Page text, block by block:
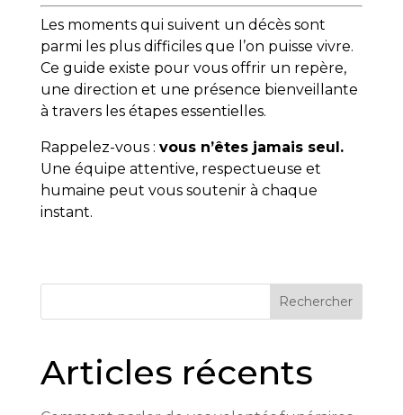
Les moments qui suivent un décès sont
parmi les plus difficiles que l’on puisse vivre.
Ce guide existe pour vous offrir un repère,
une direction et une présence bienveillante
à travers les étapes essentielles.
Rappelez-vous : vous n’êtes jamais seul.
Une équipe attentive, respectueuse et
humaine peut vous soutenir à chaque
instant.
Rechercher
Articles récents